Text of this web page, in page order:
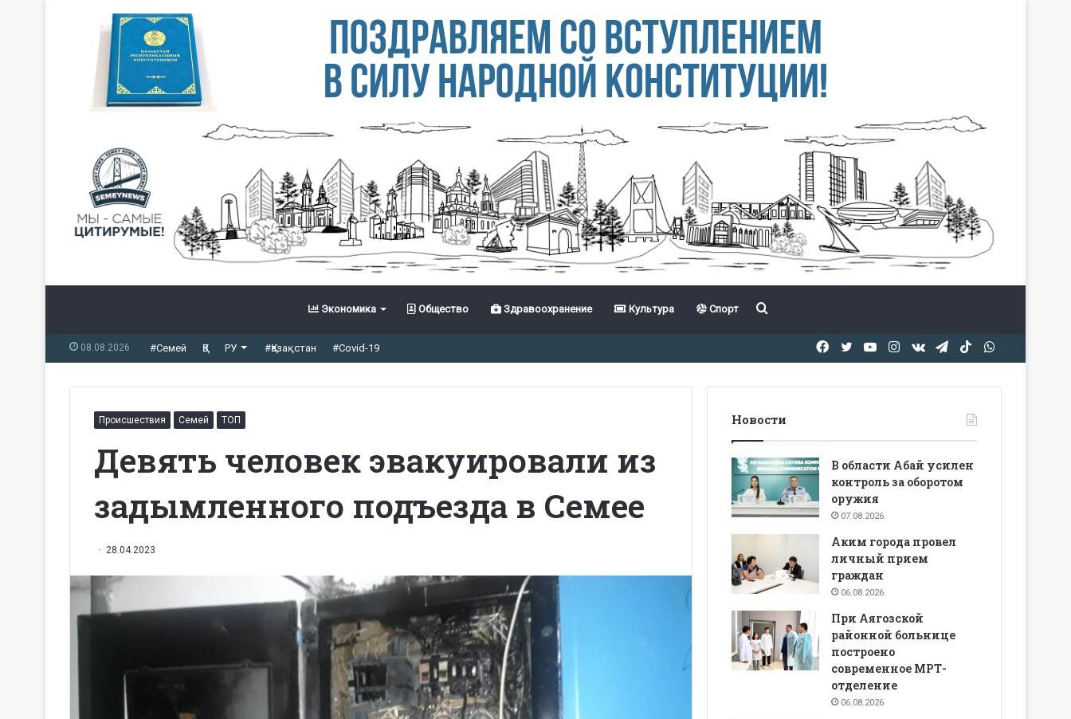
Экономика Общество Здравоохранение Культура Спорт Іздеу
08.08.2026 #Семей ҚЗ РУ #Қазақстан #Covid-19 TikTok
Telegram
vk.com
Instagram
YouTube
Twitter
Facebook
Происшествия Семей ТОП
Девять человек эвакуировали из
задымленного подъезда в Семее
28.04.2023
Новости
В области Абай усилен
контроль за оборотом
оружия
07.08.2026
Аким города провел
личный прием
граждан
06.08.2026
При Аягозской
районной больнице
построено
современное МРТ-
отделение
06.08.2026